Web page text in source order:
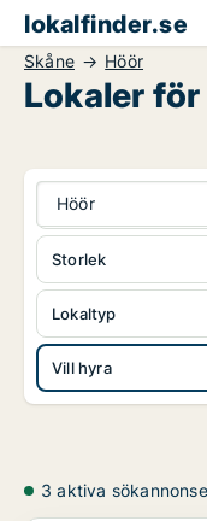
lokalfinder.se
Skåne Höör
Lokaler
Höör
Lokaltyp
Vill hyra
Storlek
3 aktiva